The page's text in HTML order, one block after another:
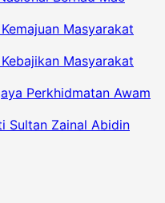
Masyarakat
Masyarakat
Perkhidmatan Awam
Sultan Zainal Abidin